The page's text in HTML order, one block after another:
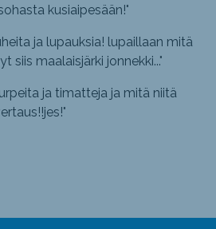
kusiaipesään!"
ja lupauksia! lupaillaan mitä
siis maalaisjärki jonnekki..."
ja timatteja ja mitä niitä
"